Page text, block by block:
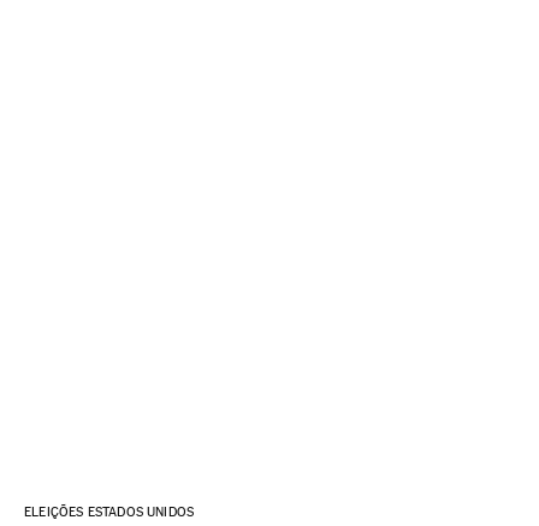
ELEIÇÕES ESTADOS UNIDOS